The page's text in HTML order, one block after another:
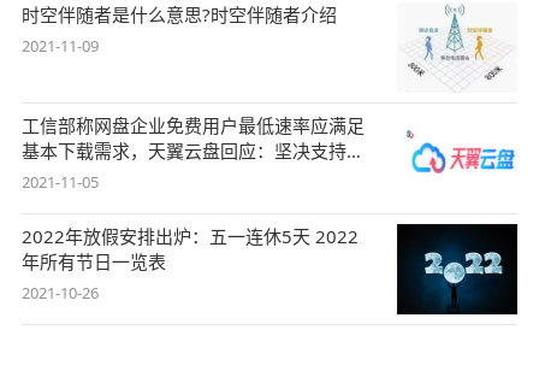
时空伴随者是什么意思?时空伴随者介绍
2021-11-09
工信部称网盘企业免费用户最低速率应满足
基本下载需求，天翼云盘回应：坚决支持，
始终
2021-11-05
2022年放假安排出炉：五一连休5天 2022
年所有节日一览表
2021-10-26